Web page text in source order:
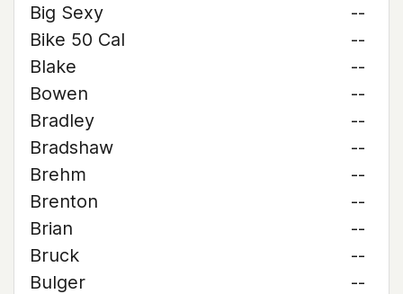
Big Sexy
--
Bike 50 Cal
--
Blake
--
Bowen
--
Bradley
--
Bradshaw
--
Brehm
--
Brenton
--
Brian
--
Bruck
--
Bulger
--